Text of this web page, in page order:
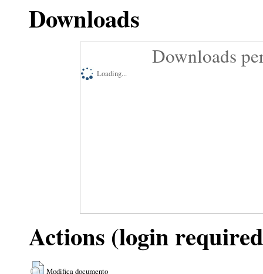
Downloads
Downloads
Loading...
Actions (login
Modifica documento